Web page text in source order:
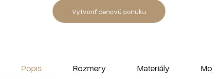
Vytvoriť cenovú ponuku
Popis Rozmery Materiály